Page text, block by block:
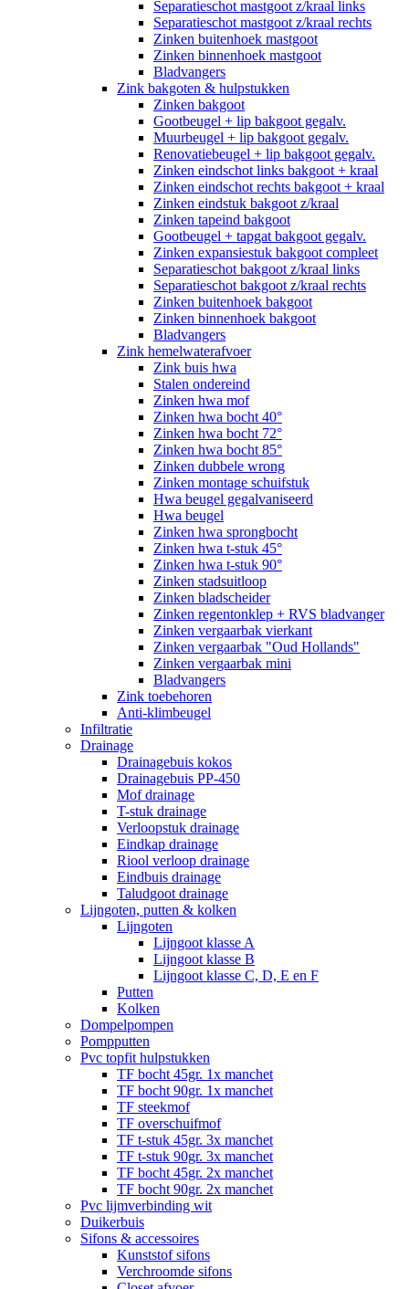
Separatieschot mastgoot z/kraal links
Separatieschot mastgoot z/kraal rechts
Zinken buitenhoek mastgoot
Zinken binnenhoek mastgoot
Bladvangers
Zink bakgoten & hulpstukken
Zinken bakgoot
Gootbeugel + lip bakgoot gegalv.
Muurbeugel + lip bakgoot gegalv.
Renovatiebeugel + lip bakgoot gegalv.
Zinken eindschot links bakgoot + kraal
Zinken eindschot rechts bakgoot + kraal
Zinken eindstuk bakgoot z/kraal
Zinken tapeind bakgoot
Gootbeugel + tapgat bakgoot gegalv.
Zinken expansiestuk bakgoot compleet
Separatieschot bakgoot z/kraal links
Separatieschot bakgoot z/kraal rechts
Zinken buitenhoek bakgoot
Zinken binnenhoek bakgoot
Bladvangers
Zink hemelwaterafvoer
Zink buis hwa
Stalen ondereind
Zinken hwa mof
Zinken hwa bocht 40°
Zinken hwa bocht 72°
Zinken hwa bocht 85°
Zinken dubbele wrong
Zinken montage schuifstuk
Hwa beugel gegalvaniseerd
Hwa beugel
Zinken hwa sprongbocht
Zinken hwa t-stuk 45°
Zinken hwa t-stuk 90°
Zinken stadsuitloop
Zinken bladscheider
Zinken regentonklep + RVS bladvanger
Zinken vergaarbak vierkant
Zinken vergaarbak "Oud Hollands"
Zinken vergaarbak mini
Bladvangers
Zink toebehoren
Anti-klimbeugel
Infiltratie
Drainage
Drainagebuis kokos
Drainagebuis PP-450
Mof drainage
T-stuk drainage
Verloopstuk drainage
Eindkap drainage
Riool verloop drainage
Eindbuis drainage
Taludgoot drainage
Lijngoten, putten & kolken
Lijngoten
Lijngoot klasse A
Lijngoot klasse B
Lijngoot klasse C, D, E en F
Putten
Kolken
Dompelpompen
Pompputten
Pvc topfit hulpstukken
TF bocht 45gr. 1x manchet
TF bocht 90gr. 1x manchet
TF steekmof
TF overschuifmof
TF t-stuk 45gr. 3x manchet
TF t-stuk 90gr. 3x manchet
TF bocht 45gr. 2x manchet
TF bocht 90gr. 2x manchet
Pvc lijmverbinding wit
Duikerbuis
Sifons & accessoires
Kunststof sifons
Verchroomde sifons